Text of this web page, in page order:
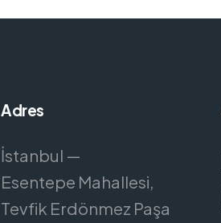
Adres
İstanbul —
Esentepe Mahallesi,
Tevfik Erdönmez Paşa